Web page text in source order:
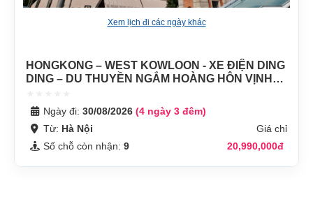
Xem lịch đi các ngày khác
HONGKONG – WEST KOWLOON - XE ĐIỆN DING
DING – DU THUYỀN NGẮM HOÀNG HÔN VỊNH
Ngày đi: 30/08/2026 (4 ngày 3 đêm)
Từ: Hà Nội
Giá chỉ
Số chỗ còn nhận: 9 20,990,000đ